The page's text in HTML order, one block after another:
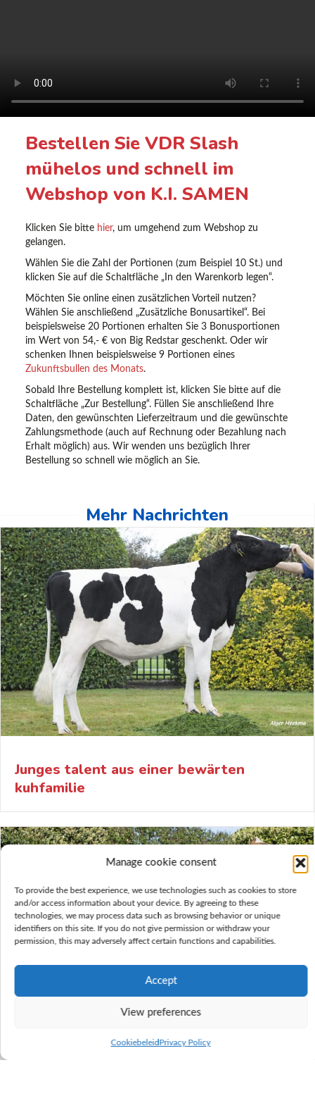
Manage cookie consent
To provide the best experience, we use technologies such as cookies to store
and/or access information about your device. By agreeing to these
technologies, we may process data such as browsing behavior or unique
identifiers on this site. If you do not give permission or withdraw your
permission, this may adversely affect certain functions and capabilities.
Accept
View preferences
CookiebeleidPrivacy Policy
Bestellen Sie VDR Slash
mühelos und schnell im
Webshop von K.I. SAMEN
Klicken Sie bitte hier, um umgehend zum Webshop zu
gelangen.
Wählen Sie die Zahl der Portionen (zum Beispiel 10 St.) und
klicken Sie auf die Schaltfläche „In den Warenkorb legen“.
Möchten Sie online einen zusätzlichen Vorteil nutzen?
Wählen Sie anschließend „Zusätzliche Bonusartikel“. Bei
beispielsweise 20 Portionen erhalten Sie 3 Bonusportionen
im Wert von 54,- € von Big Redstar geschenkt. Oder wir
schenken Ihnen beispielsweise 9 Portionen eines
Zukunftsbullen des Monats.
Sobald Ihre Bestellung komplett ist, klicken Sie bitte auf die
Schaltfläche „Zur Bestellung“. Füllen Sie anschließend Ihre
Daten, den gewünschten Lieferzeitraum und die gewünschte
Zahlungsmethode (auch auf Rechnung oder Bezahlung nach
Erhalt möglich) aus. Wir wenden uns bezüglich Ihrer
Bestellung so schnell wie möglich an Sie.
Mehr Nachrichten
Junges talent aus einer bewärten
kuhfamilie